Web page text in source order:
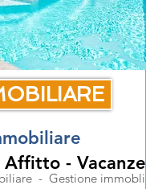
- Vacanze
- Gestione immobli